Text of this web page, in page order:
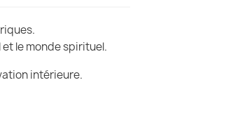
le monde spirituel.
intérieure.